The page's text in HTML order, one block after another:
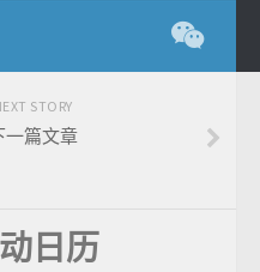
STORY
一篇文章
日历